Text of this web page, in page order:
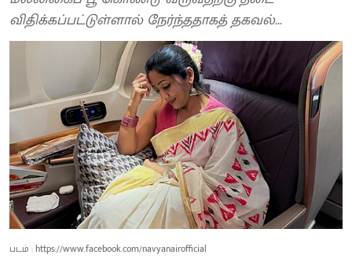
விதிக்கப்பட்டுள்ளால் நேர்ந்ததாகத் தகவல்...
படம் : https://www.facebook.com/navyanairofficial